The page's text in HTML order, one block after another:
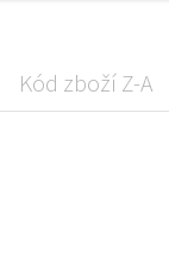
Kód zboží Z-A